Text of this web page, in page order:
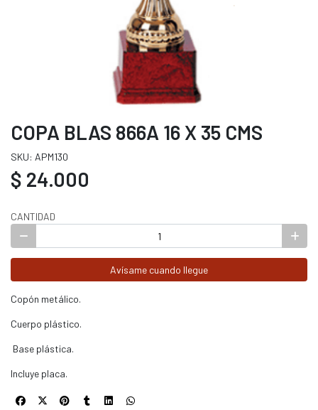
COPA BLAS 866A 16 X 35 CMS
SKU: APM130
$ 24.000
CANTIDAD
Avísame cuando llegue
Copón metálico.
Cuerpo plástico.
Base plástica.
Incluye placa.